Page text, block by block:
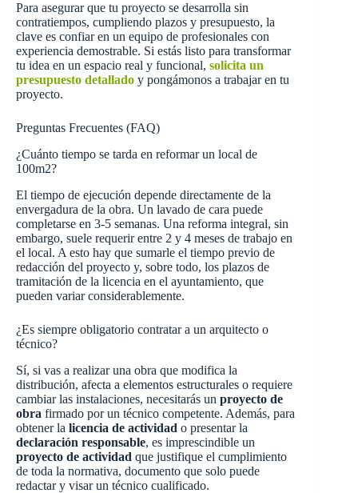
Para asegurar que tu proyecto se desarrolla sin
contratiempos, cumpliendo plazos y presupuesto, la
clave es confiar en un equipo de profesionales con
experiencia demostrable. Si estás listo para transformar
tu idea en un espacio real y funcional, solicita un
presupuesto detallado y pongámonos a trabajar en tu
proyecto.
Preguntas Frecuentes (FAQ)
¿Cuánto tiempo se tarda en reformar un local de
100m2?
El tiempo de ejecución depende directamente de la
envergadura de la obra. Un lavado de cara puede
completarse en 3-5 semanas. Una reforma integral, sin
embargo, suele requerir entre 2 y 4 meses de trabajo en
el local. A esto hay que sumarle el tiempo previo de
redacción del proyecto y, sobre todo, los plazos de
tramitación de la licencia en el ayuntamiento, que
pueden variar considerablemente.
¿Es siempre obligatorio contratar a un arquitecto o
técnico?
Sí, si vas a realizar una obra que modifica la
distribución, afecta a elementos estructurales o requiere
cambiar las instalaciones, necesitarás un proyecto de
obra firmado por un técnico competente. Además, para
obtener la licencia de actividad o presentar la
declaración responsable, es imprescindible un
proyecto de actividad que justifique el cumplimiento
de toda la normativa, documento que solo puede
redactar y visar un técnico cualificado.